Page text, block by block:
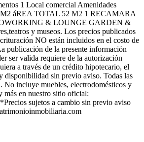
1 Local comercial Amenidades
áREA TOTAL 52 M2 1 RECAMARA
& LOUNGE GARDEN &
y museos. Los precios publicados
NO están incluidos en el costo de
publicación de la presente información
ser valida requiere de la autorización
a través de un crédito hipotecario, el
disponibilidad sin previo aviso. Todas las
No incluye muebles, electrodomésticos y
más en nuestro sitio oficial:
sujetos a cambio sin previo aviso